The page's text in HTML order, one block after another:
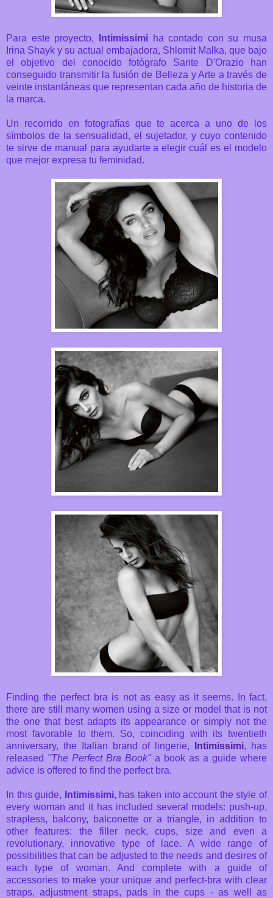
Para este proyecto, Intimissimiha contado con su musa
Irina Shayk y su actual embajadora, Shlomit Malka, que bajo
el objetivo del conocido fotógrafo Sante D'Orazio han
conseguido transmitir la fusión de Belleza y Arte a través de
veinte instantáneas que representan cada año de historia de
la marca.
Un recorrido en fotografías que te acerca a uno de los
símbolos de la sensualidad, el sujetador, y cuyo contenido
te sirve de manual para ayudarte a elegir cuál es el modelo
que mejor expresa tu feminidad.
Finding the perfect bra is not as easy as it seems. In fact,
there are still many women using a size or model that is not
the one that best adapts its appearance or simply not the
most favorable to them. So, coinciding with its twentieth
anniversary, the Italian brand of lingerie,
Intimissimi, has
released "The Perfect Bra Book" a book as a guide where
advice is offered to find the perfect bra.
In this guide, Intimissimi,has taken into account the style of
every woman and it has included several models: push-up,
strapless, balcony, balconette or a triangle, in addition to
other features: the filler neck, cups, size and even a
revolutionary, innovative type of lace. A wide range of
possibilities that can be adjusted to the needs and desires of
each type of woman. And complete with a guide of
accessories to make your unique and perfect-bra with clear
straps, adjustment straps, pads in the cups - as well as